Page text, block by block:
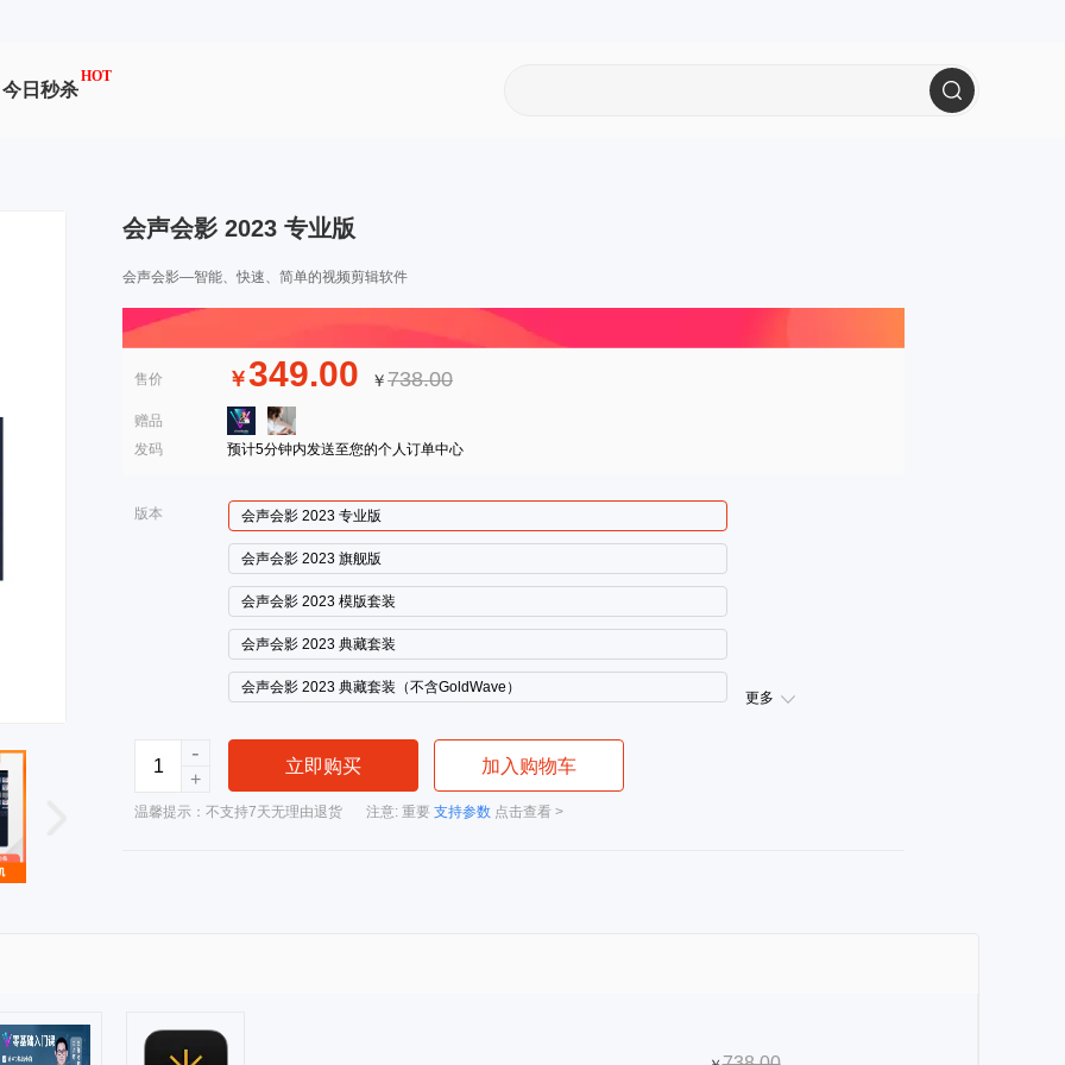
今日秒杀
HOT
会声会影 2023 专业版
会声会影—智能、快速、简单的视频剪辑软件
售价 ￥349.00 ￥738.00
赠品
发码
预计5分钟内发送至您的个人订单中心
版本 会声会影 2023 专业版
会声会影 2023 旗舰版
会声会影 2023 模版套装
会声会影 2023 典藏套装
会声会影 2023 典藏套装（不含GoldWave）
更多
+
-
立即购买 加入购物车
温馨提示：不支持7天无理由退货 注意: 重要 支持参数 点击查看 >